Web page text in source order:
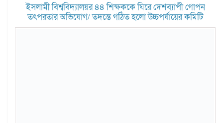
ইসলামী বিশ্ববিদ্যালয়র ৪৪ শিক্ষককে ঘিরে দেশব্যাপী গোপন
তৎপরতার অভিযোগ/ তদন্তে গঠিত হলো উচ্চপর্যায়ের কমিটি